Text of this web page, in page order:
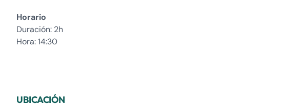
Horario
Duración: 2h
Hora: 14:30
UBICACIÓN